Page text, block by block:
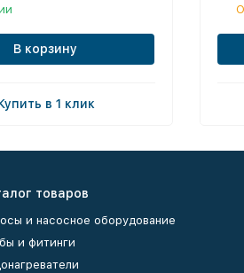
В корзину
в 1 клик
товаров
и насосное оборудование
и фитинги